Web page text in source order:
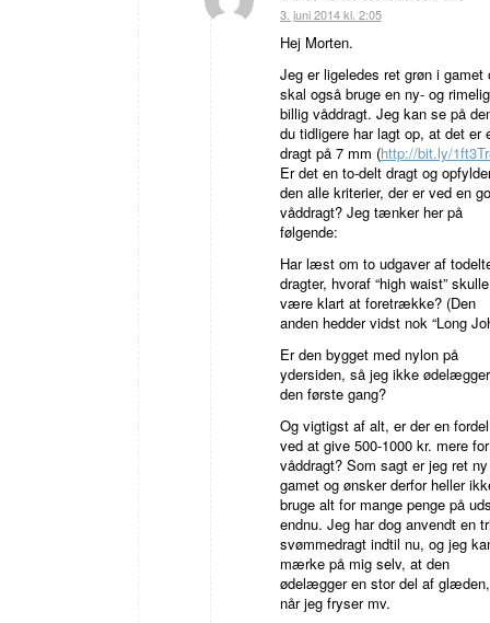
siger:
3. juni 2014 kl. 2:05
Hej Morten.
Jeg er ligeledes ret grøn i gamet
skal også bruge en ny- og rimelig
billig våddragt. Jeg kan se på
du tidligere har lagt op, at det er
dragt på 7 mm (http://bit.ly/
Er det en to-delt dragt og
den alle kriterier, der er ved en
våddragt? Jeg tænker her på
følgende:
Har læst om to udgaver af
dragter, hvoraf “high waist” skulle
være klart at foretrække? (Den
anden hedder vidst nok “Long
Er den bygget med nylon på
ydersiden, så jeg ikke ødelægger
den første gang?
Og vigtigst af alt, er der en fordel
ved at give 500-1000 kr. mere
våddragt? Som sagt er jeg ret
gamet og ønsker derfor heller
bruge alt for mange penge på
endnu. Jeg har dog anvendt en
svømmedragt indtil nu, og jeg
mærke på mig selv, at den
ødelægger en stor del af glæden,
når jeg fryser mv.